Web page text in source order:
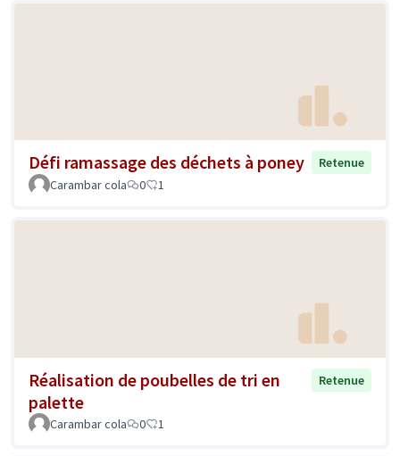
Défi ramassage des déchets à poney
Retenue
Carambar cola
0 1
Réalisation de poubelles de tri en
palette
Retenue
Carambar cola 0 1